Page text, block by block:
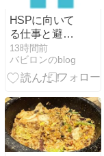
HSPに向いて
る仕事と避け
るべき環境。
ストレスなく
働くための3
13時間前
バビロンのblog